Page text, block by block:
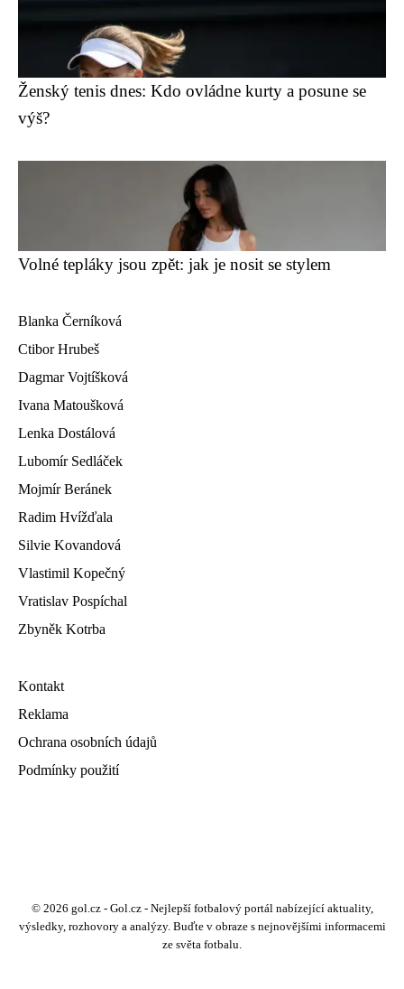
Ženský tenis dnes: Kdo ovládne kurty a posune se
výš?
Volné tepláky jsou zpět: jak je nosit se stylem
Blanka Černíková
Ctibor Hrubeš
Dagmar Vojtíšková
Ivana Matoušková
Lenka Dostálová
Lubomír Sedláček
Mojmír Beránek
Radim Hvížďala
Silvie Kovandová
Vlastimil Kopečný
Vratislav Pospíchal
Zbyněk Kotrba
Kontakt
Reklama
Ochrana osobních údajů
Podmínky použití
© 2026 gol.cz - Gol.cz - Nejlepší fotbalový portál nabízející aktuality,
výsledky, rozhovory a analýzy. Buďte v obraze s nejnovějšími informacemi
ze světa fotbalu.